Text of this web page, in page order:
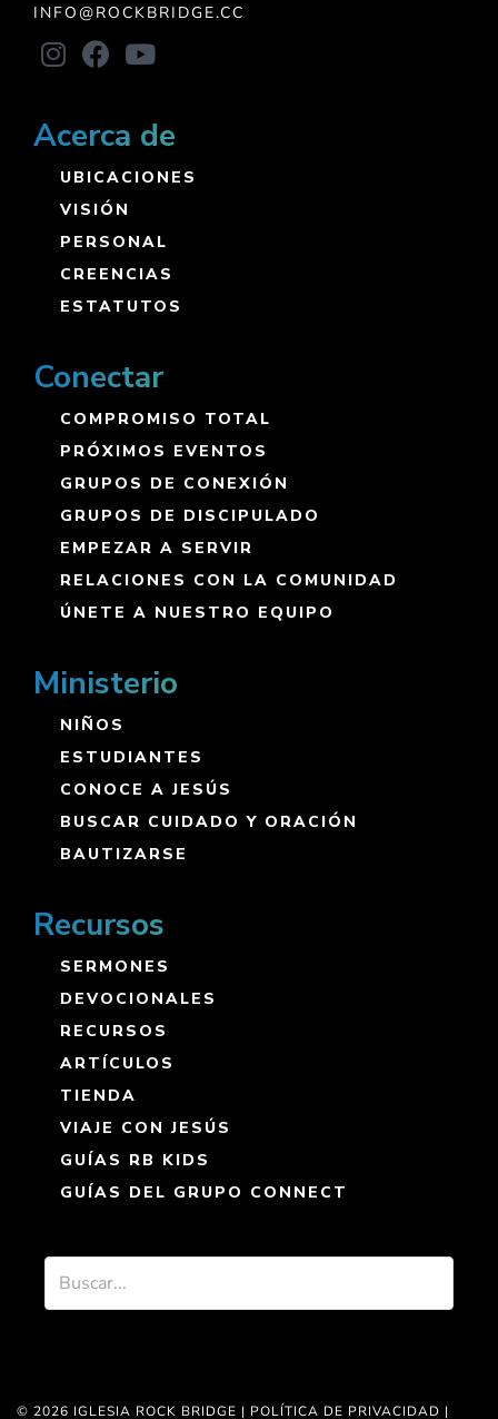
INFO@ROCKBRIDGE.CC
Acerca de
UBICACIONES
VISIÓN
PERSONAL
CREENCIAS
ESTATUTOS
Conectar
COMPROMISO TOTAL
PRÓXIMOS EVENTOS
GRUPOS DE CONEXIÓN
GRUPOS DE DISCIPULADO
EMPEZAR A SERVIR
RELACIONES CON LA COMUNIDAD
ÚNETE A NUESTRO EQUIPO
Ministerio
NIÑOS
ESTUDIANTES
CONOCE A JESÚS
BUSCAR CUIDADO Y ORACIÓN
BAUTIZARSE
Recursos
SERMONES
DEVOCIONALES
RECURSOS
ARTÍCULOS
TIENDA
VIAJE CON JESÚS
GUÍAS RB KIDS
GUÍAS DEL GRUPO CONNECT
© 2026 IGLESIA ROCK BRIDGE | POLÍTICA DE PRIVACIDAD |